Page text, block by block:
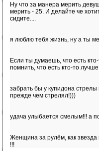
Ну что за манера мерить
мерить - 25. И делайте че
сидите....
я люблю тебя жизнь, ну а ты
Если ты думаешь, что есть
помнить, что есть кто-то лучше
забрать бы у купидона
прежде чем стрелял!)))
удача улыбается смелым!!! а
Женщина за рулём, как
!!!